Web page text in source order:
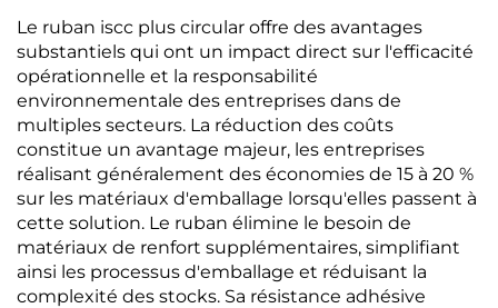
Le ruban iscc plus circular offre des avantages
substantiels qui ont un impact direct sur l'efficacité
opérationnelle et la responsabilité
environnementale des entreprises dans de
multiples secteurs. La réduction des coûts
constitue un avantage majeur, les entreprises
réalisant généralement des économies de 15 à 20 %
sur les matériaux d'emballage lorsqu'elles passent à
cette solution. Le ruban élimine le besoin de
matériaux de renfort supplémentaires, simplifiant
ainsi les processus d'emballage et réduisant la
complexité des stocks. Sa résistance adhésive